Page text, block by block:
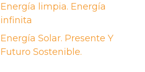
Energía limpia. Energía
infinita
Energía Solar. Presente Y
Futuro Sostenible.